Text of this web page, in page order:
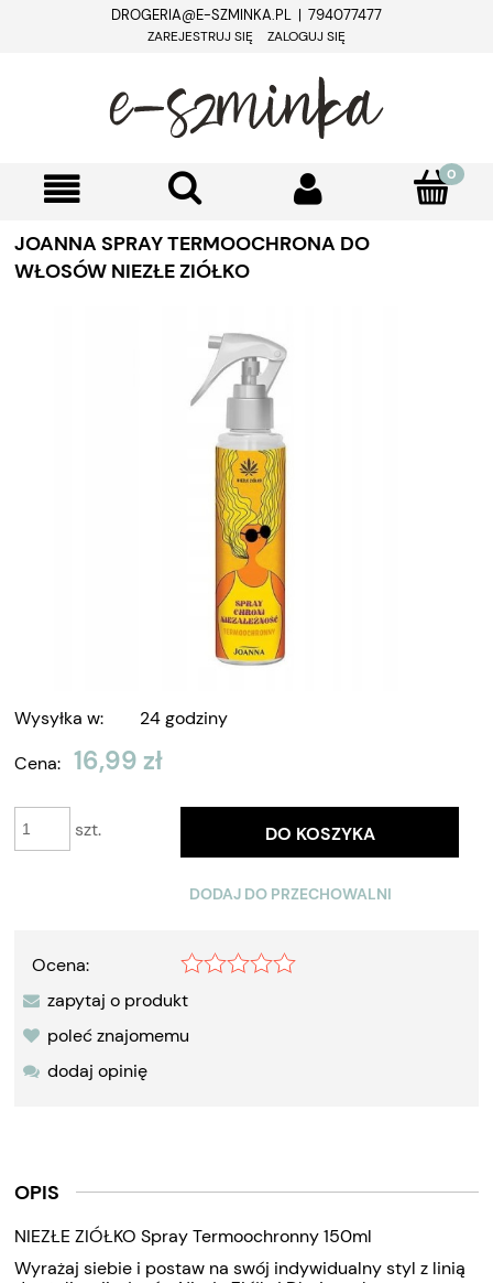
DROGERIA@E-SZMINKA.PL | 794077477
ZAREJESTRUJ SIĘ ZALOGUJ SIĘ
JOANNA SPRAY TERMOOCHRONA DO
WŁOSÓW NIEZŁE ZIÓŁKO
Wysyłka w:
24 godziny
Cena: 16,99 zł
szt. DO KOSZYKA
DODAJ DO PRZECHOWALNI
Ocena:
zapytaj o produkt
poleć znajomemu
dodaj opinię
OPIS
NIEZŁE ZIÓŁKO Spray Termoochronny 150ml
Wyrażaj siebie i postaw na swój indywidualny styl z linią